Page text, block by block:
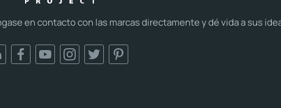
en contacto con las marcas directamente y dé vida a sus